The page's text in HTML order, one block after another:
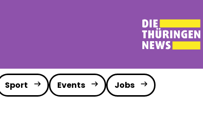
Sport Events Jobs